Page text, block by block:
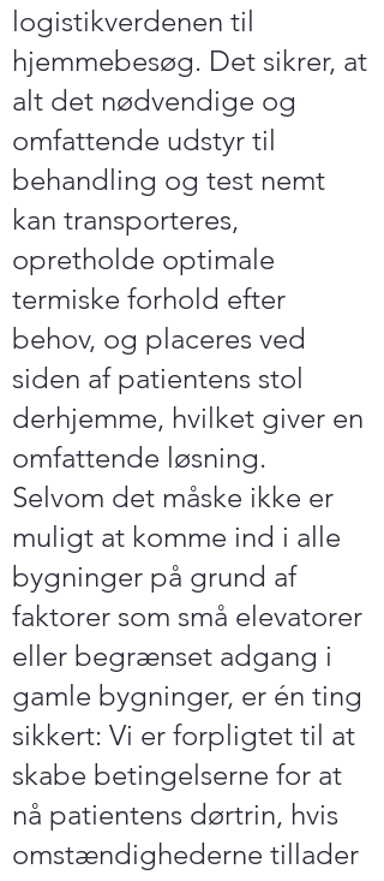
logistikverdenen til
hjemmebesøg. Det sikrer, at
alt det nødvendige og
omfattende udstyr til
behandling og test nemt
kan transporteres,
opretholde optimale
termiske forhold efter
behov, og placeres ved
siden af ​​patientens stol
derhjemme, hvilket giver en
omfattende løsning.
Selvom det måske ikke er
muligt at komme ind i alle
bygninger på grund af
faktorer som små elevatorer
eller begrænset adgang i
gamle bygninger, er én ting
sikkert: Vi er forpligtet til at
skabe betingelserne for at
nå patientens dørtrin, hvis
omstændighederne tillader